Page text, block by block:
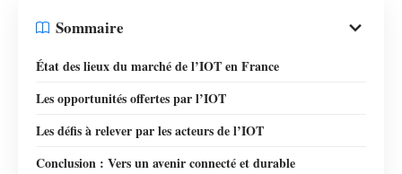
Sommaire
État des lieux du marché de l’IOT en France
Les opportunités offertes par l’IOT
Les défis à relever par les acteurs de l’IOT
Conclusion : Vers un avenir connecté et durable